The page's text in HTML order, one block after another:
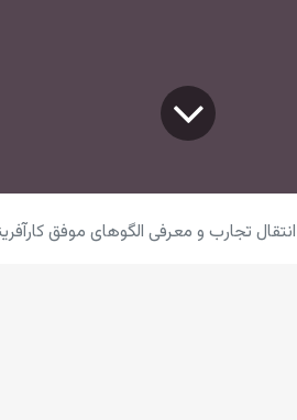
تجارب و معرفی الگوهای موفق